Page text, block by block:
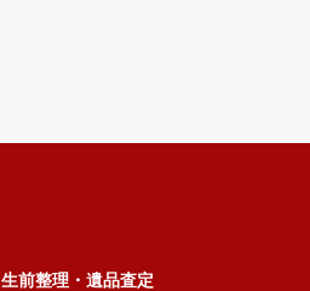
生前整理・遺品査定